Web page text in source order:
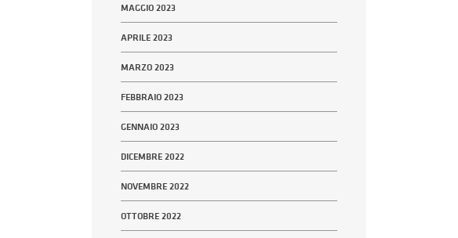
MAGGIO 2023
APRILE 2023
MARZO 2023
FEBBRAIO 2023
GENNAIO 2023
DICEMBRE 2022
NOVEMBRE 2022
OTTOBRE 2022